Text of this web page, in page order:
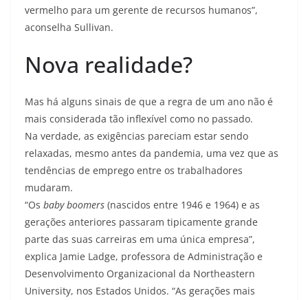
vermelho para um gerente de recursos humanos”,
aconselha Sullivan.
Nova realidade?
Mas há alguns sinais de que a regra de um ano não é
mais considerada tão inflexível como no passado.
Na verdade, as exigências pareciam estar sendo
relaxadas, mesmo antes da pandemia, uma vez que as
tendências de emprego entre os trabalhadores
mudaram.
“Os baby boomers (nascidos entre 1946 e 1964) e as
gerações anteriores passaram tipicamente grande
parte das suas carreiras em uma única empresa”,
explica Jamie Ladge, professora de Administração e
Desenvolvimento Organizacional da Northeastern
University, nos Estados Unidos. “As gerações mais